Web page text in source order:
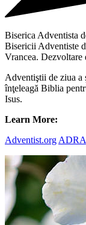
Biserica Adventista
Bisericii Adventiste
Vrancea.
Adventiştii de ziua a
înţeleagă Biblia
Isus.
Learn More:
Adventist.org ADRA